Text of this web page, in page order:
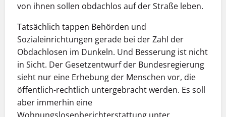
von ihnen sollen obdachlos auf der Straße leben.
Tatsächlich tappen Behörden und
Sozialeinrichtungen gerade bei der Zahl der
Obdachlosen im Dunkeln. Und Besserung ist nicht
in Sicht. Der Gesetzentwurf der Bundesregierung
sieht nur eine Erhebung der Menschen vor, die
öffentlich-rechtlich untergebracht werden. Es soll
aber immerhin eine